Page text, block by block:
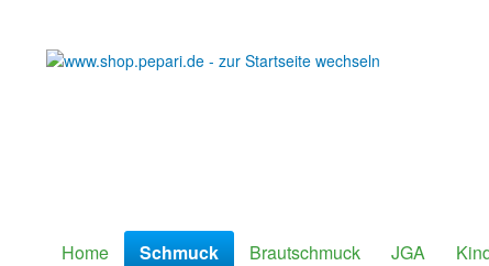
Home Schmuck Brautschmuck JGA